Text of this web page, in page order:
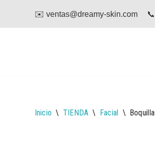
Saltar
✉️ ventas@dreamy-skin.com
Inicio \ TIENDA \ Facial \